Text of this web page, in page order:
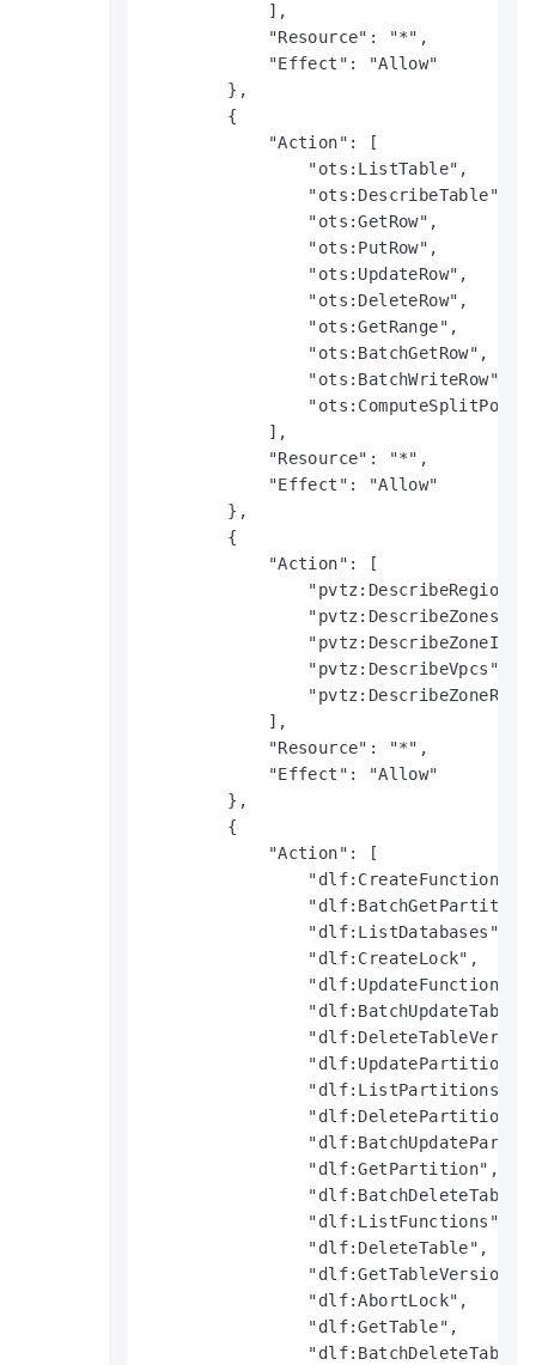
            ],
            "Resource": "*",
            "Effect": "Allow"
        },
        {
            "Action": [
                "ots:ListTable",
                "ots:DescribeTable",
                "ots:GetRow",
                "ots:PutRow",
                "ots:UpdateRow",
                "ots:DeleteRow",
                "ots:GetRange",
                "ots:BatchGetRow",
                "ots:BatchWriteRow",
            ],
            "Resource": "*",
            "Effect": "Allow"
        },
        {
            "Action": [
                "pvtz:DescribeZones",
                "pvtz:DescribeVpcs",
            ],
            "Resource": "*",
            "Effect": "Allow"
        },
        {
            "Action": [
                "dlf:CreateFunction",
                "dlf:ListDatabases",
                "dlf:CreateLock",
                "dlf:UpdateFunction",
                "dlf:ListPartitions",
                "dlf:GetPartition",
                "dlf:ListFunctions",
                "dlf:DeleteTable",
                "dlf:GetTableVersion",
                "dlf:AbortLock",
                "dlf:GetTable",